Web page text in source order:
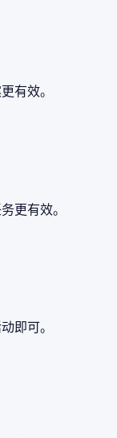
有效。
更有效。
即可。